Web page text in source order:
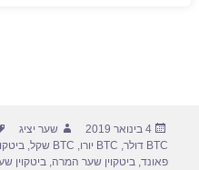
פורסם
בתאריך
4 בינואר 2019 מחבר
שער יציג
BTC דולר
, BTC יורו , BTC שקל ,
פאונד,ביטקוין שער המרה,ביטקוין